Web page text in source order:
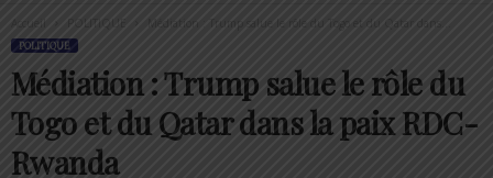
Accueil POLITIQUE Médiation : Trump salue le rôle du Togo et du Qatar dans...
POLITIQUE
Médiation : Trump salue le rôle du
Togo et du Qatar dans la paix RDC-
Rwanda